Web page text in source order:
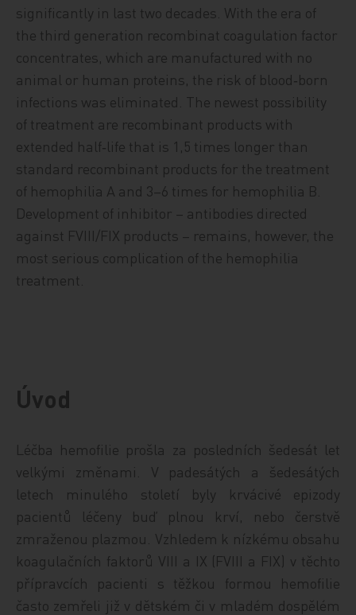
significantly in last two decades. With the era of
the third generation recombinat coagulation factor
concentrates, which are manufactured with no
animal or human proteins, the risk of blood‑born
infections was eliminated. The newest possibility
of treatment are recombinant products with
extended half‑life that is 1,5 times longer than
standard recombinant products for the treatment
of hemophilia A and 3–6 times for hemophilia B.
Development of inhibitor – antibodies directed
against FVIII/FIX products – remains, however, the
most serious complication of the hemophilia
treatment.
Úvod
Léčba hemofilie prošla za posledních šedesát let
velkými změnami. V padesátých a šedesátých
letech minulého století byly krvácivé epizody
pacientů léčeny buď plnou krví, nebo čerstvě
zmraženou plazmou. Vzhledem k nízkému obsahu
koagulačních faktorů VIII a IX (FVIII a FIX) v těchto
přípravcích pacienti s těžkou formou hemofilie
často zemřeli již v dětském či v mladém dospělém